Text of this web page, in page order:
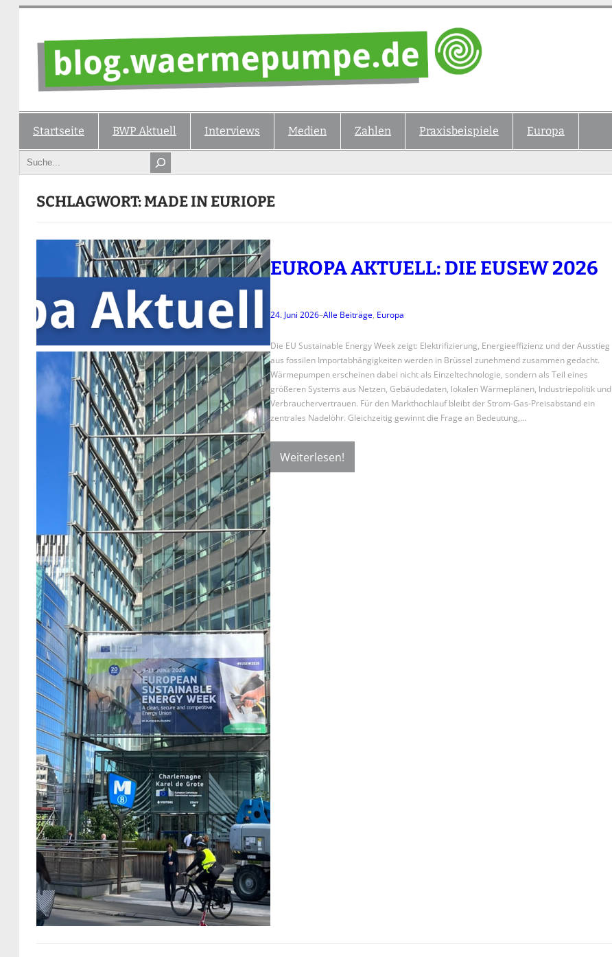
Zum
springen
Startseite BWP Aktuell Interviews Medien Zahlen Praxisbeispiele Europa
Search
SCHLAGWORT:MADE IN EURIOPE
EUROPA AKTUELL: DIE EUSEW 2026
24. Juni 2026–Alle Beiträge, Europa
Die EU Sustainable Energy Week zeigt: Elektrifizierung, Energieeffizienz und der Ausstieg
aus fossilen Importabhängigkeiten werden in Brüssel zunehmend zusammen gedacht.
Wärmepumpen erscheinen dabei nicht als Einzeltechnologie, sondern als Teil eines
größeren Systems aus Netzen, Gebäudedaten, lokalen Wärmeplänen, Industriepolitik und
Verbrauchervertrauen. Für den Markthochlauf bleibt der Strom-Gas-Preisabstand ein
zentrales Nadelöhr. Gleichzeitig gewinnt die Frage an Bedeutung,…
Weiterlesen!